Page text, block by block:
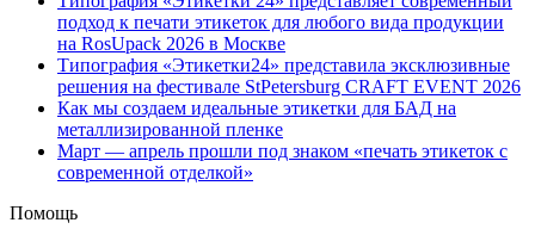
подход к печати этикеток для любого вида продукции
на RosUpack 2026 в Москве
Типография «Этикетки24» представила эксклюзивные
решения на фестивале StPetersburg CRAFT EVENT 2026
Как мы создаем идеальные этикетки для БАД на
металлизированной пленке
Март — апрель прошли под знаком «печать этикеток с
современной отделкой»
Помощь